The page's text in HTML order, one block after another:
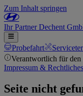
Zum Inhalt springen
IhrPartnerDechent
Probefahrt
Verantwortlich für den
Impressum & Rechtliches
Seite nicht